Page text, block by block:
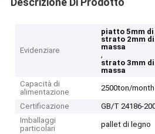
Evidenziare
piatto 5mm
strato 2mm
massa
,
strato 3mm
massa
Capacità di
alimentazione
2500ton/month
Certificazione
GB/T 24186-
Imballaggi
particolari
pallet di legno